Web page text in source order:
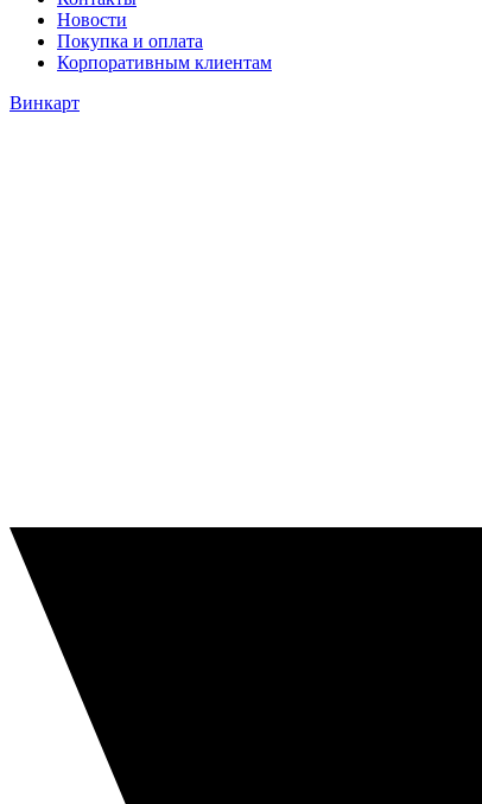
Новости
Покупка и оплата
Корпоративным клиентам
Винкарт